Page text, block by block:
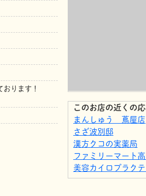
ります！
このお店の近くの
まんしゅう 蔦屋店
さざ波別邸
漢方クコの実薬局
ファミリーマート
美容カイロプラク
美容カイロプラク